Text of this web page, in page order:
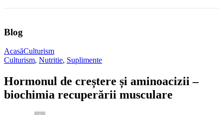
Blog
AcasăCulturism
Culturism, Nutritie, Suplimente
Hormonul de creștere și aminoacizii –
biochimia recuperării musculare